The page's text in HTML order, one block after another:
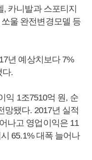
카니발과 스포티지
울 완전변경모델 등
년 예상치보다 7%
다.
익 1조7510억 원, 순
망됐다. 2017년 실적
나고 영업이익은 11
65.1% 대폭 늘어나